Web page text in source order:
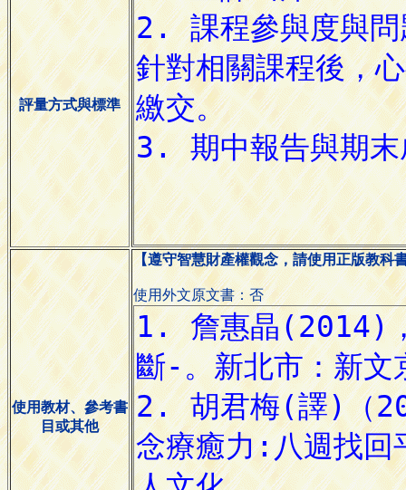
評量方式與標準
使用教材、參考書
目或其他
【遵守智慧財產權觀念，請使用正版教科
使用外文原文書：否